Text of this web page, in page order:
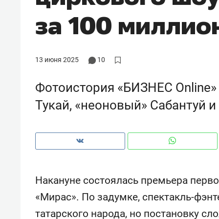
за 100
13 июня 2025 10
Фотоистория «БИЗНЕС
Тукай, «неоновый» Сабантуй и
Накануне состоялась премьера
«Мирас». По задумке, спектакль-
татарского народа, но постановку
рынки, почему надо знать
чем интересен Оман?
Рекомендуем
Оставить шум за волной: как
строят тишину в казанском
ЖК «Заря»
когда